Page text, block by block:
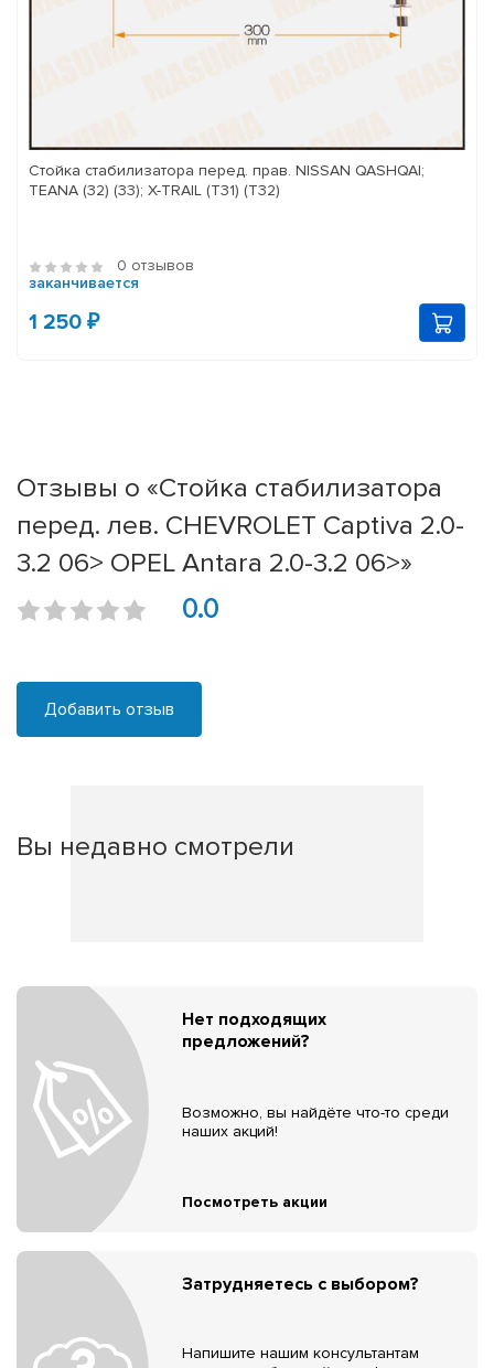
Стойка стабилизатора перед. прав. NISSAN QASHQAI;
TEANA (32) (33); X-TRAIL (T31) (T32)
0 отзывов
заканчивается
1 250 ₽
Отзывы о «Стойка стабилизатора
перед. лев. CHEVROLET Captiva 2.0-
3.2 06> OPEL Antara 2.0-3.2 06>»
0.0
Добавить отзыв
Вы недавно смотрели
Нет подходящих
предложений?
Возможно, вы найдёте что-то среди
наших акций!
Посмотреть акции
Затрудняетесь с выбором?
Напишите нашим консультантам